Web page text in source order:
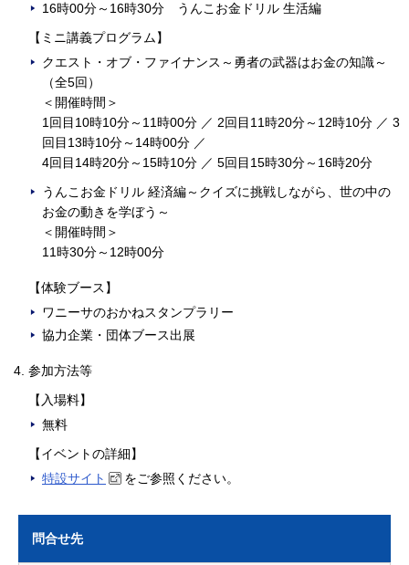
16時00分～16時30分 うんこお金ドリル 生活編
【ミニ講義プログラム】
クエスト・オブ・ファイナンス～勇者の武器はお金の知識～
（全5回）
＜開催時間＞
1回目10時10分～11時00分 ／ 2回目11時20分～12時10分 ／ 3
回目13時10分～14時00分 ／
4回目14時20分～15時10分 ／ 5回目15時30分～16時20分
うんこお金ドリル 経済編～クイズに挑戦しながら、世の中の
お金の動きを学ぼう～
＜開催時間＞
11時30分～12時00分
【体験ブース】
ワニーサのおかねスタンプラリー
協力企業・団体ブース出展
参加方法等
【入場料】
無料
【イベントの詳細】
特設サイト
をご参照ください。
問合せ先